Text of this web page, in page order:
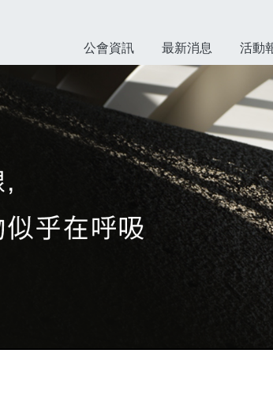
公會資訊 最新消息 活動